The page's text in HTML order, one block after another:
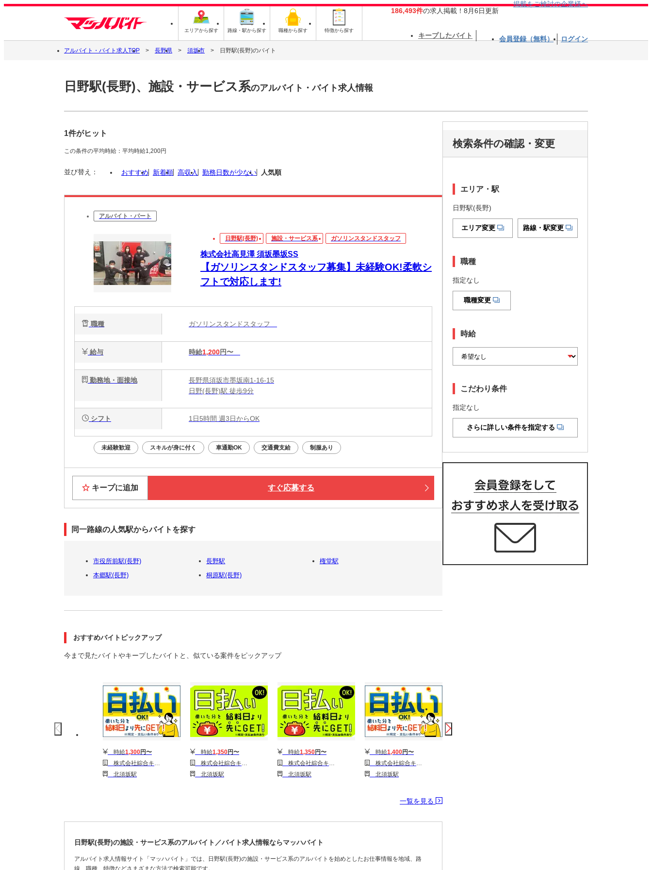
エリアから探す 路線・駅から探す 職種から探す 特徴から探す
186,493件の求人掲載！8月6日更新
掲載をご検討の企業様へ
キープしたバイト 会員登録（無料） ログイン
アルバイト・バイト求人TOP 長野県 須坂市 日野駅(長野)のバイト
日野駅(長野)、施設・サービス系のアルバイト・バイト求人情報
1件がヒット
この条件の平均時給：平均時給1,200円
並び替え： おすすめ 新着順 高収入 勤務日数が少ない 人気順
アルバイト・パート
日野駅(長野) 施設・サービス系 ガソリンスタンドスタッフ
株式会社高見澤 須坂墨坂SS
【ガソリンスタンドスタッフ募集】未経験OK!柔軟シ
フトで対応します!
職種 ガソリンスタンドスタッフ
給与 時給1,200円〜
勤務地・面接地
長野県須坂市墨坂南1-16-15
日野(長野)駅 徒歩9分
シフト 1日5時間 週3日からOK
未経験歓迎 スキルが身に付く 車通勤OK 交通費支給 制服あり
キープに追加 すぐ応募する
同一路線の人気駅からバイトを探す
市役所前駅(長野) 長野駅
権堂駅
本郷駅(長野)
桐原駅(長野)
おすすめバイトピックアップ
今まで見たバイトやキープしたバイトと、似ている案件をピックアップ
時給1,300円〜
株式会社綜合キャリアオプション(1314GH0803G37★86-N)
北須坂駅
時給1,350円〜
株式会社綜合キャリアオプション(1314GH0803G39★34-N)
北須坂駅
時給1,350円〜
株式会社綜合キャリアオプション(1314GH0803G38★16-N)
北須坂駅
時給1,400円〜
株式会社綜合キャリアオプション(1314GH0803G38★9-N)
北須坂駅
一覧を見る
日野駅(長野)の施設・サービス系のアルバイト／バイト求人情報ならマッハバイト
アルバイト求人情報サイト「マッハバイト」では、日野駅(長野)の施設・サービス系のアルバイトを始めとしたお仕事情報を地域、路
線、職種、特徴などさまざまな方法で検索可能です。
検索条件の確認・変更
エリア・駅
日野駅(長野)
エリア変更 路線・駅変更
職種
指定なし
職種変更
時給
こだわり条件
指定なし
さらに詳しい条件を指定する